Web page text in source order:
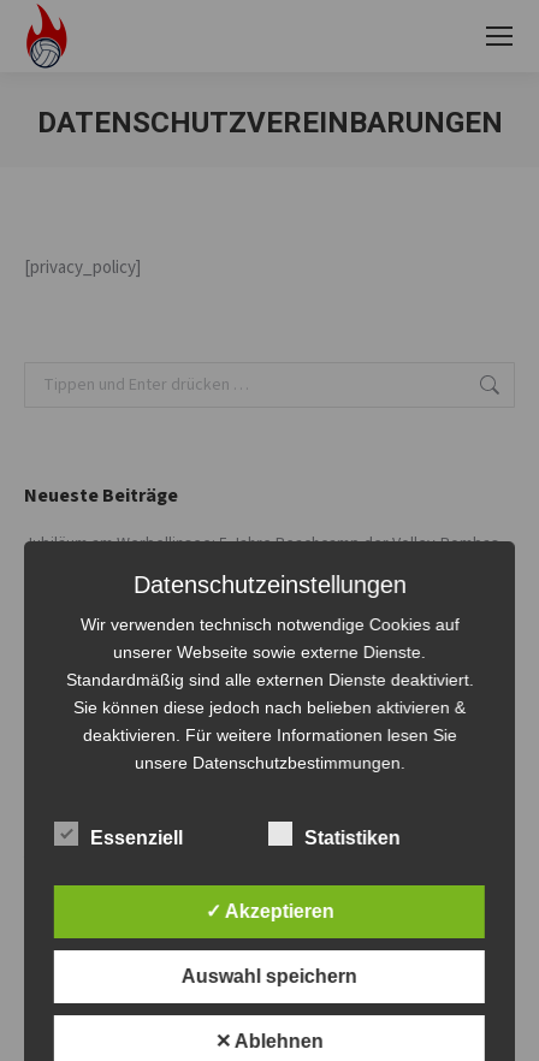
DATENSCHUTZVEREINBARUNGEN
[privacy_policy]
Search:
Neueste Beiträge
Jubiläum am Werbellinsee: 5 Jahre Beachcamp der Volley-Bombas
Showdown am Wolletzsee: Die Volley-Bombas holen Silber!
Sand, Schweiß und Smashes: Der epische theosGym Beach Cup
2026 am Werbellinsee!
theosgym Beach Cup 2026 – Update No.2
Volley-Bombas on Tour: Medaillenregen und Kampfgeist in Bismark!
Archiv
Datenschutzeinstellungen
Wir verwenden technisch notwendige Cookies auf
unserer Webseite sowie externe Dienste.
Standardmäßig sind alle externen Dienste deaktiviert.
Sie können diese jedoch nach belieben aktivieren &
deaktivieren. Für weitere Informationen lesen Sie
unsere Datenschutzbestimmungen.
Essenziell Statistiken
✓ Akzeptieren
Auswahl speichern
✕ Ablehnen